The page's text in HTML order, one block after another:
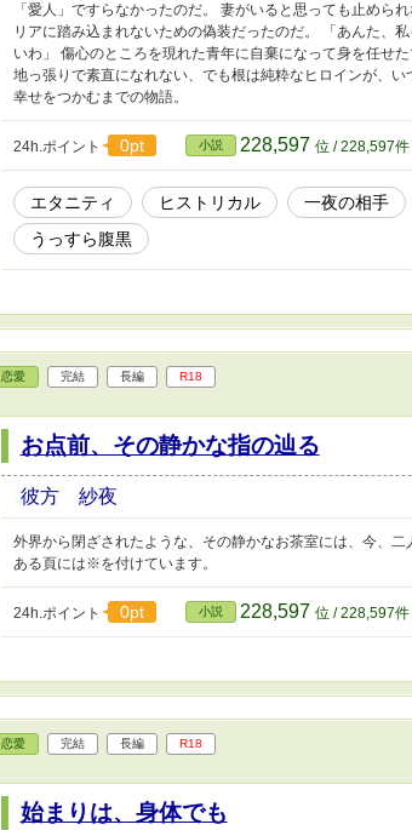
「愛人」ですらなかったのだ。 妻がいると思っても止めら
リアに踏み込まれないための偽装だったのだ。 「あんた
いわ」 傷心のところを現れた青年に自棄になって身を任
地っ張りで素直になれない、でも根は純粋なヒロインが、
幸せをつかむまでの物語。
24h.ポイント 0pt 小説 228,597 位 / 228,597件
エタニティ ヒストリカル 一夜の相手
うっすら腹黒
恋愛 完結 長編 R18
お点前、その静かな指の辿る
彼方 紗夜
外界から閉ざされたような、その静かなお茶室には、今、
ある頁には※を付けています。
24h.ポイント 0pt 小説 228,597 位 / 228,597件
恋愛 完結 長編 R18
始まりは、身体でも